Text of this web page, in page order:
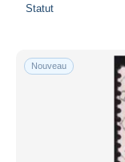
Statut
Nouveau